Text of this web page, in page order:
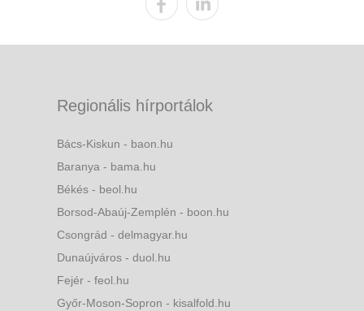
Regionális hírportálok
Bács-Kiskun - baon.hu
Baranya - bama.hu
Békés - beol.hu
Borsod-Abaúj-Zemplén - boon.hu
Csongrád - delmagyar.hu
Dunaújváros - duol.hu
Fejér - feol.hu
Győr-Moson-Sopron - kisalfold.hu